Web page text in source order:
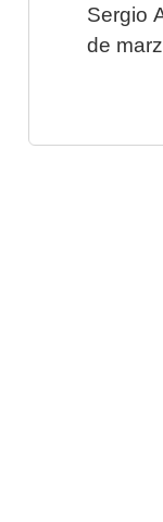
Sergio
de